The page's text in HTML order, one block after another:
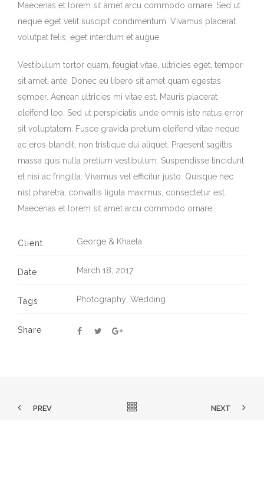
Maecenas et lorem sit amet arcu commodo ornare. Sed ut
neque eget velit suscipit condimentum. Vivamus placerat
volutpat felis, eget interdum et augue.
Vestibulum tortor quam, feugiat vitae, ultricies eget, tempor
sit amet, ante. Donec eu libero sit amet quam egestas
semper. Aenean ultricies mi vitae est. Mauris placerat
eleifend leo. Sed ut perspiciatis unde omnis iste natus error
sit voluptatem. Fusce gravida pretium eleifend vitae neque
ac eros blandit, non tristique dui aliquet. Praesent sagittis
massa quis nulla pretium vestibulum. Suspendisse tincidunt
et nisi ac fringilla. Vivamus vel efficitur justo. Quisque nec
nisl pharetra, convallis ligula maximus, consectetur est.
Maecenas et lorem sit amet arcu commodo ornare.
Client George & Khaela
Date March 18, 2017
Tags Photography Wedding
Share
PREV NEXT